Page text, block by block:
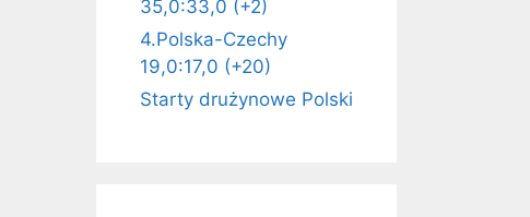
35,0:33,0 (+2)
4.Polska-Czechy
19,0:17,0 (+20)
Starty drużynowe Polski